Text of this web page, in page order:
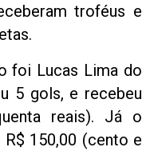
troféus e
foi Lucas Lima do
5 gols, e recebeu
reais). Já o
150,00 (cento e